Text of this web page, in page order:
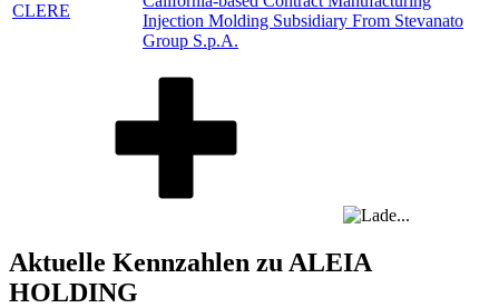
CLERE
Injection Molding Subsidiary From Stevanato
Group S.p.A.
Aktuelle Kennzahlen zu ALEIA
HOLDING